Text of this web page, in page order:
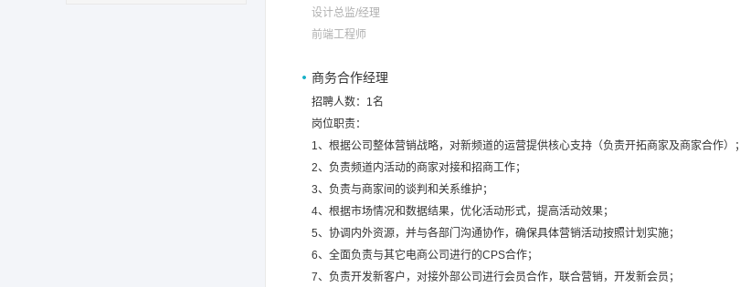
设计总监/经理
前端工程师
商务合作经理
招聘人数：1名
岗位职责：
1、根据公司整体营销战略，对新频道的运营提供核心支持（负责开拓商家及商家合作）；
2、负责频道内活动的商家对接和招商工作；
3、负责与商家间的谈判和关系维护；
4、根据市场情况和数据结果，优化活动形式，提高活动效果；
5、协调内外资源，并与各部门沟通协作，确保具体营销活动按照计划实施；
6、全面负责与其它电商公司进行的CPS合作；
7、负责开发新客户，对接外部公司进行会员合作，联合营销，开发新会员；